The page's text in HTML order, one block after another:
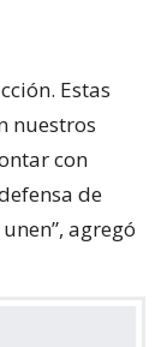
Estas
nuestros
con
de
agregó